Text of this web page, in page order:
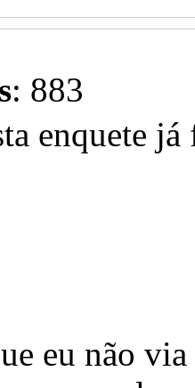
: 883
enquete
eu não